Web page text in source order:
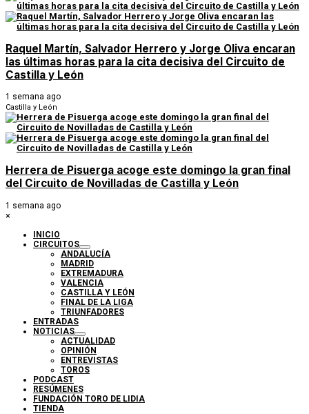
Raquel Martín, Salvador Herrero y Jorge Oliva encaran
las últimas horas para la cita decisiva del Circuito de
Castilla y León
1 semana ago
Castilla y León
Herrera de Pisuerga acoge este domingo la gran final
del Circuito de Novilladas de Castilla y León
1 semana ago
×
INICIO
CIRCUITOS
ANDALUCÍA
MADRID
EXTREMADURA
VALENCIA
CASTILLA Y LEÓN
FINAL DE LA LIGA
TRIUNFADORES
ENTRADAS
NOTICIAS
ACTUALIDAD
OPINIÓN
ENTREVISTAS
TOROS
PODCAST
RESÚMENES
FUNDACIÓN TORO DE LIDIA
TIENDA